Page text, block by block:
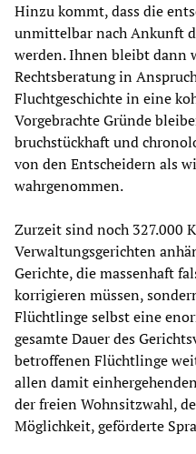
Hinzu kommt, dass die
unmittelbar nach Ankunft
werden. Ihnen bleibt dann
Rechtsberatung in
Fluchtgeschichte in eine
Vorgebrachte Gründe
bruchstückhaft und
von den Entscheidern als
wahrgenommen.
Zurzeit sind noch 327.000
Verwaltungsgerichten
Gerichte, die massenhaft
korrigieren müssen,
Flüchtlinge selbst eine
gesamte Dauer des
betroffenen Flüchtlinge
allen damit
der freien Wohnsitzwahl,
Möglichkeit, geförderte